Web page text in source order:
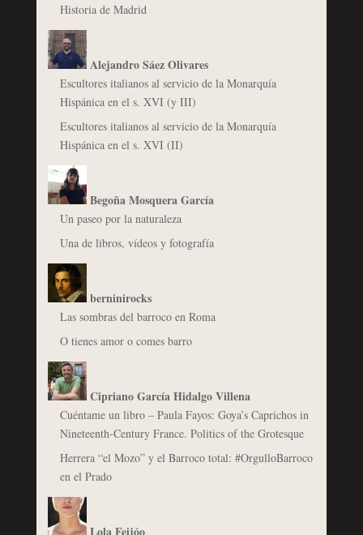
Historia de Madrid
Alejandro Sáez Olivares
Escultores italianos al servicio de la Monarquía
Hispánica en el s. XVI (y III)
Escultores italianos al servicio de la Monarquía
Hispánica en el s. XVI (II)
Begoña Mosquera García
Un paseo por la naturaleza
Una de libros, vídeos y fotografía
berninirocks
Las sombras del barroco en Roma
O tienes amor o comes barro
Cipriano García Hidalgo Villena
Cuéntame un libro – Paula Fayos: Goya’s Caprichos in
Nineteenth-Century France. Politics of the Grotesque
Herrera “el Mozo” y el Barroco total: #OrgulloBarroco
en el Prado
Lola Feijóo